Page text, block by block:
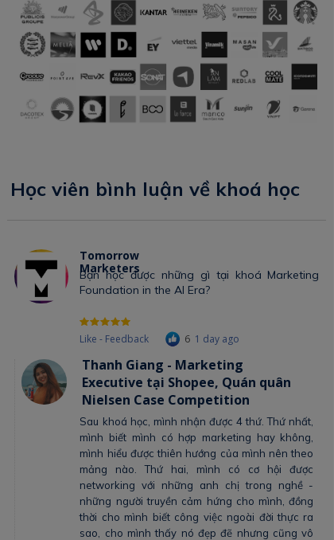
Bạn học được những gì tại khoá Marketing
Foundation in the AI Era?
Tomorrow
Marketers
Like - Feedback 6 1 day ago
Học viên bình luận về khoá học
Thanh Giang - Marketing
Executive tại Shopee, Quán quân
Nielsen Case Competition
Sau khoá học, mình nhận được 4 thứ. Thứ nhất,
mình biết mình có hợp marketing hay không,
mình hiểu được thiên hướng của mình nên theo
mảng nào. Thứ hai, mình có cơ hội được
networking với những anh chị trong nghề -
những người truyền cảm hứng cho mình, đồng
thời cho mình biết công việc ngoài đời thực ra
sao, cho mình thấy nó đẹp đẽ nhưng cũng vô